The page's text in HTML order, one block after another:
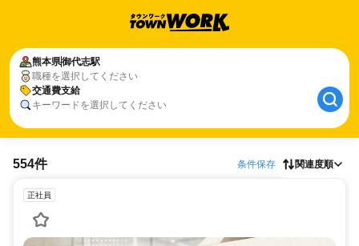
熊本県御代志駅
職種を選択してください
交通費支給
キーワードを選択してください
554件 条件保存 関連度順
正社員